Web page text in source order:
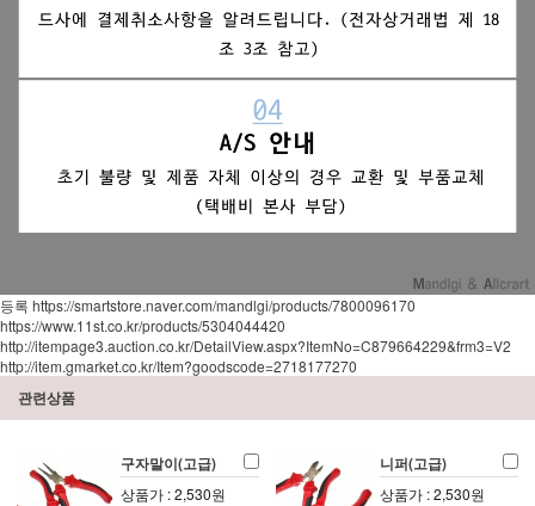
등록 https://smartstore.naver.com/mandlgi/products/7800096170
https://www.11st.co.kr/products/5304044420
http://itempage3.auction.co.kr/DetailView.aspx?ItemNo=C879664229&frm3=V2
http://item.gmarket.co.kr/Item?goodscode=2718177270
관련상품
구자말이(고급)
상품가 : 2,530원
니퍼(고급)
상품가 : 2,530원